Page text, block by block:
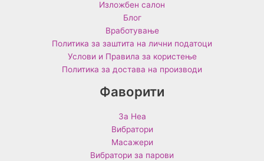
Изложбен салон
Блог
Вработување
Политика за заштита на лични податоци
Услови и Правила за користење
Политика за достава на производи
Фаворити
За Неа
Вибратори
Масажери
Вибратори за парови